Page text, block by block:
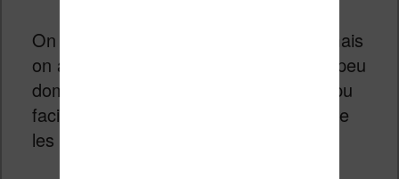
On peut la faire marcher sans carte, mais
on a accès à aucun contenu. C’est un peu
dommage car je pense qu’ils auraient pu
facilement y ajouter 4 ou 8 Go sans que
les coûts de fabrication grimpent.